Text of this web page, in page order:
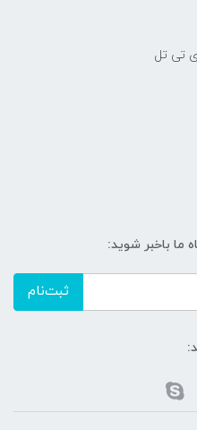
تی تل
ما باخبر شوید:
ثبت‌نام